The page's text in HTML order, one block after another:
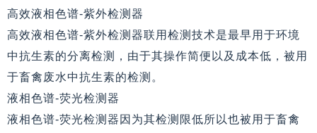
高效液相色谱-紫外检测器
高效液相色谱-紫外检测器联用检测技术是最早用于环境
中抗生素的分离检测，由于其操作简便以及成本低，被用
于畜禽废水中抗生素的检测。
液相色谱-荧光检测器
液相色谱-荧光检测器因为其检测限低所以也被用于畜禽